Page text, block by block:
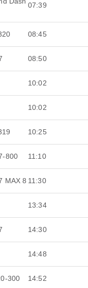
07:39
08:45
08:50
10:02
10:02
10:25
800 11:10
MAX 8 11:30
13:34
14:30
14:48
300 14:52